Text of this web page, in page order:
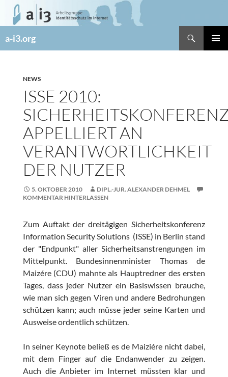
Zum
Inhalt
a-i3.org
NEWS
ISSE 2010:
APPELLIERT AN
VERANTWORTLICHKEIT
DER NUTZER
5. OKTOBER 2010
DIPL.-JUR. ALEXANDER DEHMEL
KOMMENTAR HINTERLASSEN
Zum Auftakt der dreitägigen Sicherheitskonferenz
Information Security Solutions (ISSE) in Berlin stand
der "Endpunkt" aller Sicherheitsanstrengungen im
Mittelpunkt. Bundesinnenminister Thomas de
Maizére (CDU) mahnte als Hauptredner des ersten
Tages, dass jeder Nutzer ein Basiswissen brauche,
wie man sich gegen Viren und andere Bedrohungen
schützen kann; auch müsse jeder seine Karten und
Ausweise ordentlich schützen.
In seiner Keynote beließ es de Maiziére nicht dabei,
mit dem Finger auf die Endanwender zu zeigen.
Auch die Anbieter im Internet müssten klar und